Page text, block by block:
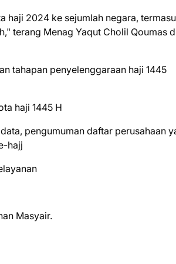
haji 2024 ke sejumlah negara,
terang Menag Yaqut Cholil Qoumas
tahapan penyelenggaraan haji 1445
haji 1445 H
pengumuman daftar perusahaan
hajj
Masyair.